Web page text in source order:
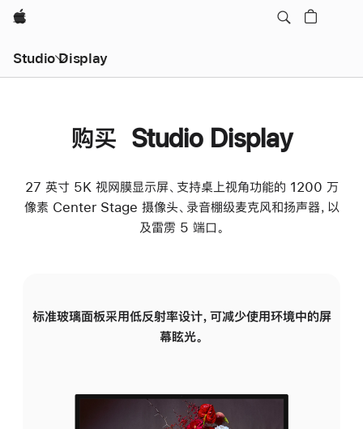
Apple
Studio Display
购买 Studio Display
27 英寸 5K 视网膜显示屏、支持桌上视角功能的 1200 万
像素 Center Stage 摄像头、录音棚级麦克风和扬声器，以
及雷雳 5 端口。
标准玻璃面板采用低反射率设计，可减少使用环境中的屏
幕眩光。